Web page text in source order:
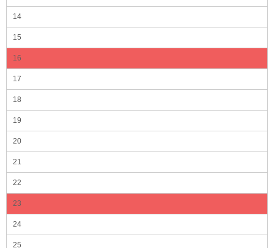
14
15
16
17
18
19
20
21
22
23
24
25